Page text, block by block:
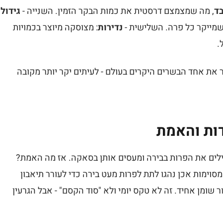
, מה שמצמצם דרסטית את כמות הבקר הזמין. השנייה -גידול
כל פרה. השלישית -נדירות: מצוסקה מיוצר בכמויות
את אחד הבשרים היקרים בעולם - לעיתים יקר יותר מקובה
והאמת
את הפרות בבירה ומעסים אותן בסאקה. אז מה האמת?
אכן נהגו לתת לפרות מעט בירה כדי לעורר תיאבון
שומן אחיד. זה לא טקס יומי ולא "סוד הקסם" - אבל הגרעין